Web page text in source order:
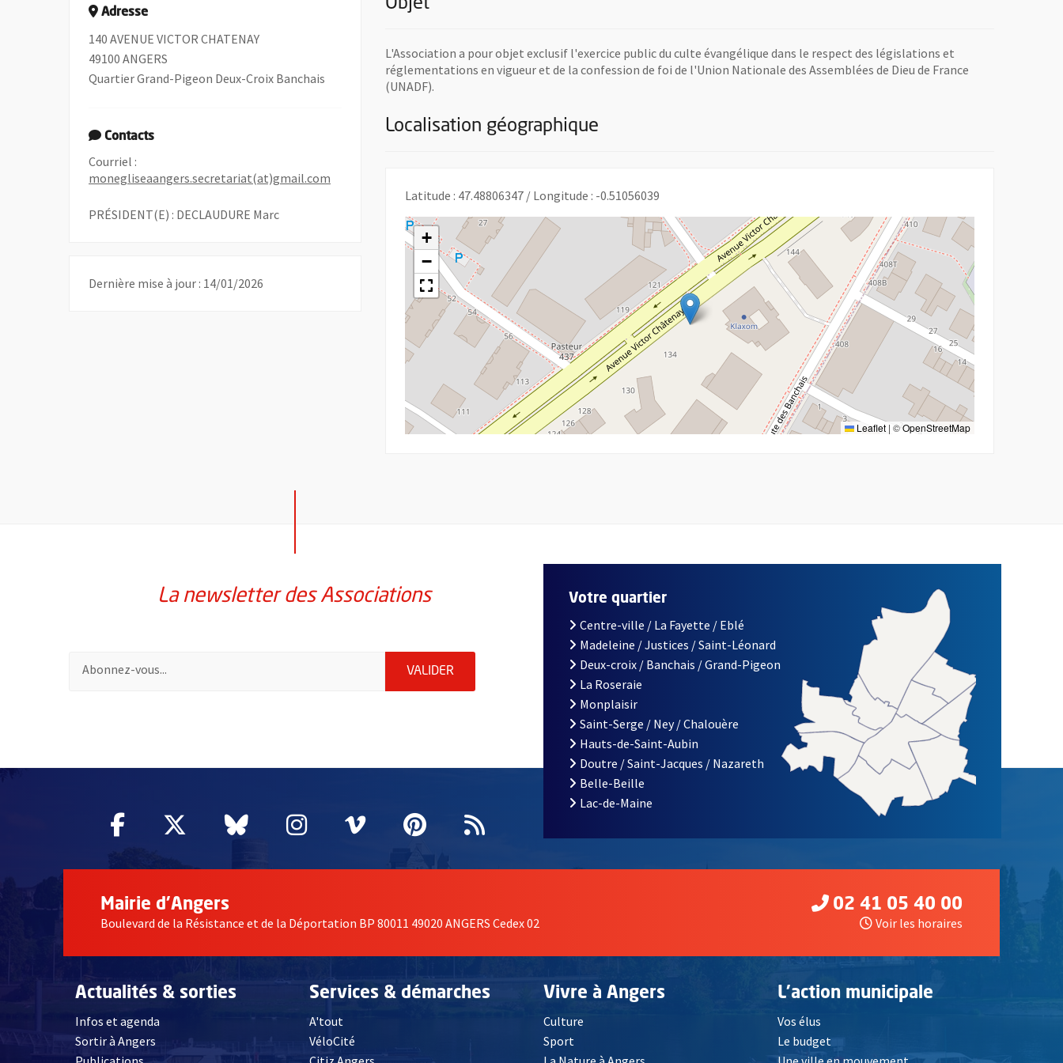
Objet
L'Association a pour objet exclusif l'exercice public du culte évangélique dans le respect des législations et
réglementations en vigueur et de la confession de foi de l'Union Nationale des Assemblées de Dieu de France
(UNADF).
Localisation géographique
Latitude : 47.48806347 / Longitude : -0.51056039
+
−
Leaflet | ©OpenStreetMap
Adresse
140 AVENUE VICTOR CHATENAY
49100 ANGERS
Quartier Grand-Pigeon Deux-Croix Banchais
Contacts
Courriel :
monegliseaangers.secretariat(at)gmail.com
PRÉSIDENT(E) : DECLAUDURE Marc
Dernière mise à jour : 14/01/2026
La newsletter des Associations
Pour vous inscrire à la lettre d'information des associations de la ville d'Angers, indiquez votre email (champ obligatoire)
VALIDER ENVOYER MA DEMANDE D'INSCRIPTION À LA LETTRE D'INFORMATION DES ASSOCIATIONS DE LA VILLE
Facebook
, Ouvre une nouvelle fenêtre
Twitter
, Ouvre une nouvelle fenêtre
Bluesky
, Ouvre une nouvelle fenêtre
Instagram
, Ouvre une nouvelle fenêtre
Vimeo
, Ouvre une nouvelle fenêtre
Pinterest
, Ouvre une nouvelle fenêtre
Flux RSS
Votre quartier
Centre-ville / La Fayette / Eblé
Madeleine / Justices / Saint-Léonard
Deux-croix / Banchais / Grand-Pigeon
La Roseraie
Monplaisir
Saint-Serge / Ney / Chalouère
Hauts-de-Saint-Aubin
Doutre / Saint-Jacques / Nazareth
Belle-Beille
Lac-de-Maine
Mairie d'Angers
Boulevard de la Résistance et de la Déportation BP 80011 49020 ANGERS Cedex 02
02 41 05 40 00
Voir les horaires
Actualités & sorties
Infos et agenda
Sortir à Angers
Services & démarches
A'tout
VéloCité
, Ouvre une nouvelle fenêtre
Vivre à Angers
Culture
Sport
L'action municipale
Vos élus
Le budget